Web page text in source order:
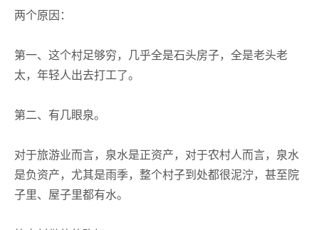
两个原因：
第一、这个村足够穷，几乎全是石头房子，全是老头老
太，年轻人出去打工了。
第二、有几眼泉。
对于旅游业而言，泉水是正资产，对于农村人而言，泉水
是负资产，尤其是雨季，整个村子到处都很泥泞，甚至院
子里、屋子里都有水。